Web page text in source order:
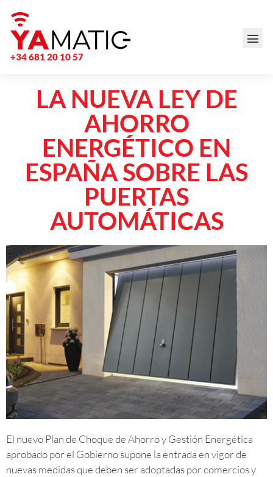
+34 681 20 10 57
LA NUEVA LEY DE
AHORRO
ENERGÉTICO EN
ESPAÑA SOBRE LAS
PUERTAS
AUTOMÁTICAS
El nuevo Plan de Choque de Ahorro y Gestión Energética
aprobado por el Gobierno supone la entrada en vigor de
nuevas medidas que deben ser adoptadas por comercios y